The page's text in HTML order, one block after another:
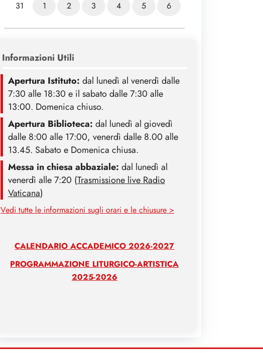
31
1 2 3 4 5 6
Informazioni Utili
Apertura Istituto: dal lunedì al venerdì dalle
7:30 alle 18:30 e il sabato dalle 7:30 alle
13:00. Domenica chiuso.
Apertura Biblioteca: dal lunedì al giovedì
dalle 8:00 alle 17:00, venerdì dalle 8.00 alle
13.45. Sabato e Domenica chiusa.
Messa in chiesa abbaziale: dal lunedì al
venerdì alle 7:20 (Trasmissione live Radio
Vaticana)
Vedi tutte le informazioni sugli orari e le chiusure >
CALENDARIO ACCADEMICO 2026-2027
PROGRAMMAZIONE LITURGICO-ARTISTICA
2025-2026